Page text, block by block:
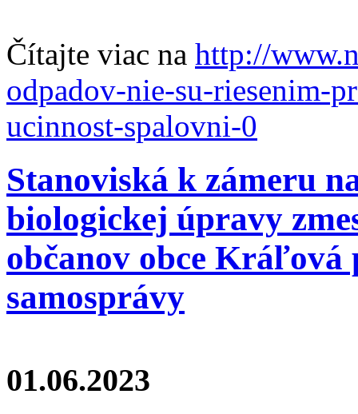
Čítajte viac na http://
odpadov-nie-su-riesenim-
ucinnost-spalovni-0
Stanoviská k zámeru
biologickej úpravy
občanov obce Kráľová
samosprávy
01.06.2023